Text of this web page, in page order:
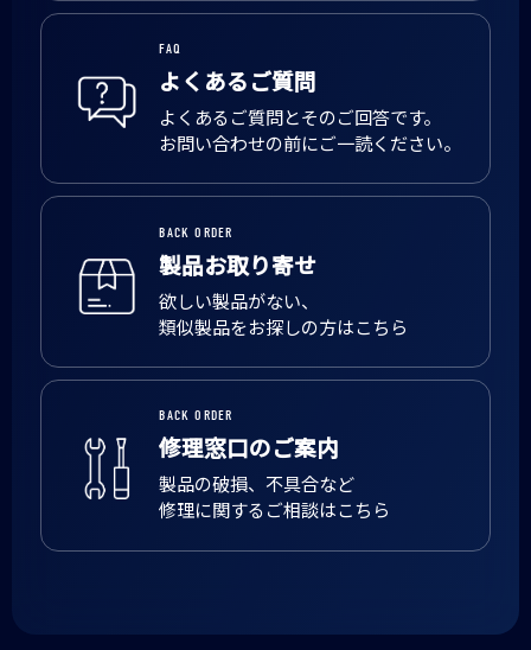
FAQ
よくあるご質問
よくあるご質問とそのご回答です。
お問い合わせの前にご一読ください。
BACK ORDER
製品お取り寄せ
欲しい製品がない、
類似製品をお探しの方はこちら
BACK ORDER
修理窓口のご案内
製品の破損、不具合など
修理に関するご相談はこちら